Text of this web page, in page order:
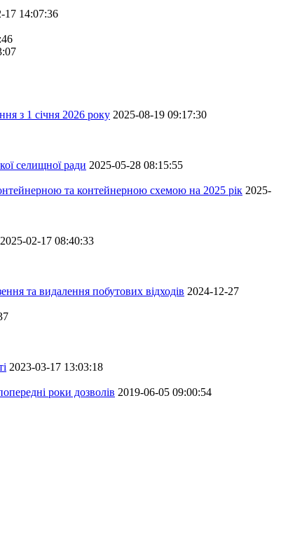
17 14:07:36
з 1 січня 2026 року 2025-08-19 09:17:30
селищної ради 2025-05-28 08:15:55
та контейнерною схемою на 2025 рік 2025-
2025-02-17 08:40:33
та видалення побутових відходів 2024-12-27
2023-03-17 13:03:18
роки дозволів 2019-06-05 09:00:54